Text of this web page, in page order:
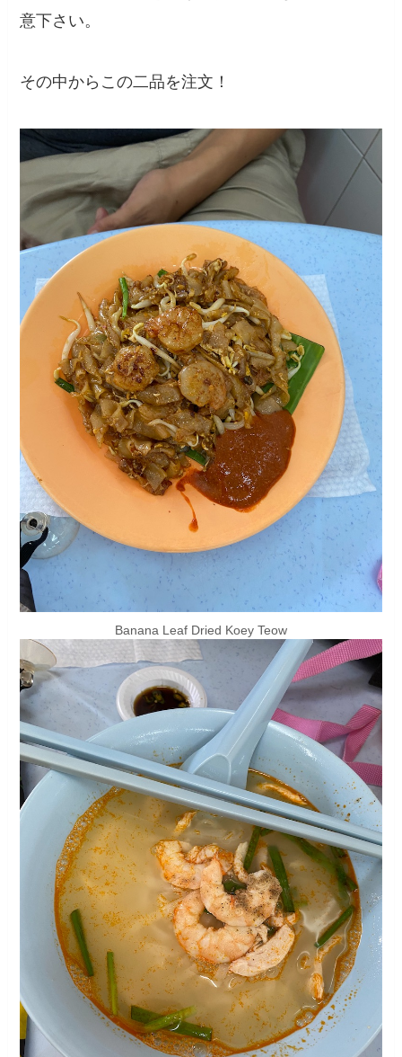
意下さい。
その中からこの二品を注文！
Banana Leaf Dried Koey Teow